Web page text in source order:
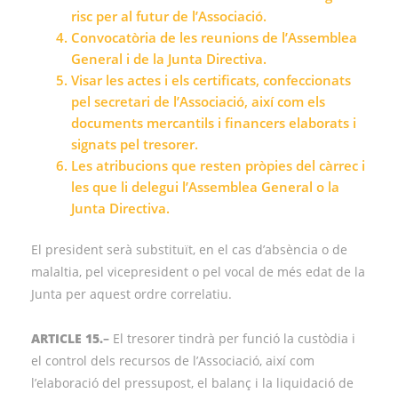
risc per al futur de l’Associació.
Convocatòria de les reunions de l’Assemblea
General i de la Junta Directiva.
Visar les actes i els certificats, confeccionats
pel secretari de l’Associació, així com els
documents mercantils i financers elaborats i
signats pel tresorer.
Les atribucions que resten pròpies del càrrec i
les que li delegui l’Assemblea General o la
Junta Directiva.
El president serà substituït, en el cas d’absència o de
malaltia, pel vicepresident o pel vocal de més edat de la
Junta per aquest ordre correlatiu.
ARTICLE 15.– El tresorer tindrà per funció la custòdia i
el control dels recursos de l’Associació, així com
l’elaboració del pressupost, el balanç i la liquidació de